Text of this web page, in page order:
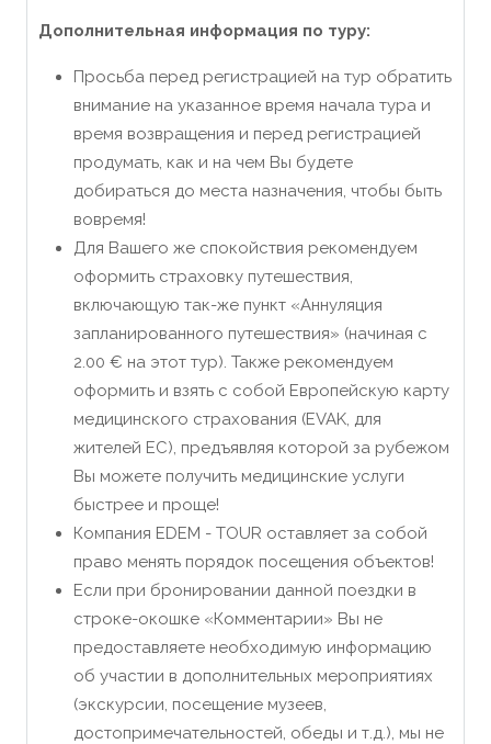
Дополнительная информация по туру:
Просьба перед регистрацией на тур обратить
внимание на указанное время начала тура и
время возвращения и перед регистрацией
продумать, как и на чем Вы будете
добираться до места назначения, чтобы быть
вовремя!
Для Вашего же спокойствия рекомендуем
оформить страховку путешествия,
включающую так-же пункт «Аннуляция
запланированного путешествия» (начиная с
2.00 € на этот тур). Также рекомендуем
оформить и взять с собой Европейскую карту
медицинского страхования (EVAK, для
жителей ЕС), предъявляя которой за рубежом
Вы можете получить медицинские услуги
быстрее и проще!
Компания EDEM - TOUR оставляет за собой
право менять порядок посещения объектов!
Если при бронировании данной поездки в
строке-окошке «Комментарии» Вы не
предоставляете необходимую информацию
об участии в дополнительных мероприятиях
(экскурсии, посещение музеев,
достопримечательностей, обеды и т.д.), мы не